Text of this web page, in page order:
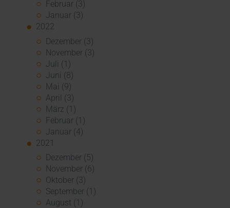
Februar (3)
Januar (3)
2022
Dezember (3)
November (3)
Juli (1)
Juni (8)
Mai (9)
April (3)
März (1)
Februar (1)
Januar (4)
2021
Dezember (5)
November (6)
Oktober (3)
September (1)
August (1)